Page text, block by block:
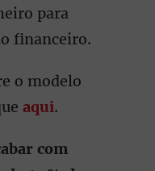
para
financeiro.
o modelo
aqui.
com